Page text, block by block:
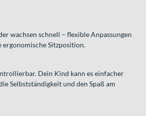
wachsen schnell – flexible Anpassungen
Sitzposition.
Dein Kind kann es einfacher
Selbstständigkeit und den Spaß am